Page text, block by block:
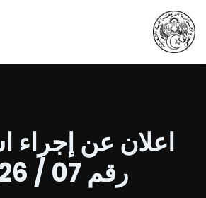
اعلان عن إجراء
رقم 07 / 2026